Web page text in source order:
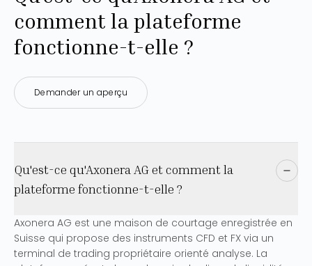
comment la plateforme
fonctionne-t-elle ?
Demander un aperçu
Qu'est-ce qu'Axonera AG et comment la
plateforme fonctionne-t-elle ?
Axonera AG est une maison de courtage enregistrée en
Suisse qui propose des instruments CFD et FX via un
terminal de trading propriétaire orienté analyse. La